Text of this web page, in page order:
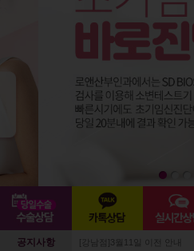
공지사항 [강남점]3월11일 이전 안내